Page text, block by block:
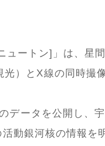
ュートン]」は、星
）とX線の同時撮
データを公開し、
動銀河核の情報を